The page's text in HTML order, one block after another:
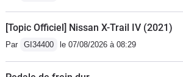
[Topic Officiel] Nissan X-Trail IV (2021)
Par GI34400 le 07/08/2026 à 08:29